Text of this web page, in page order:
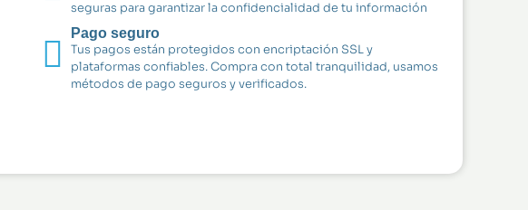
seguras para garantizar la confidencialidad de tu información
Pago seguro
Tus pagos están protegidos con encriptación SSL y
plataformas confiables. Compra con total tranquilidad, usamos
métodos de pago seguros y verificados.